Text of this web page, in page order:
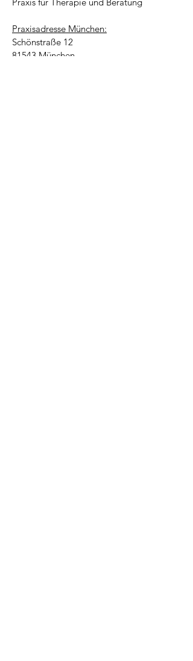
Praxisadresse München:
Schönstraße 12
81543 München